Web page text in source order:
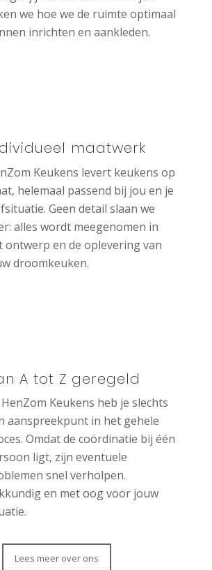
we hoe we de ruimte optimaal
inrichten en aankleden.
maatwerk
Keukens levert keukens op
helemaal passend bij jou en je
Geen detail slaan we
alles wordt meegenomen in
ontwerp en de oplevering van
droomkeuken.
A tot Z geregeld
Keukens heb je slechts
aanspreekpunt in het gehele
Omdat de coördinatie bij één
ligt, zijn eventuele
snel verholpen.
en met oog voor jouw
Lees meer over ons